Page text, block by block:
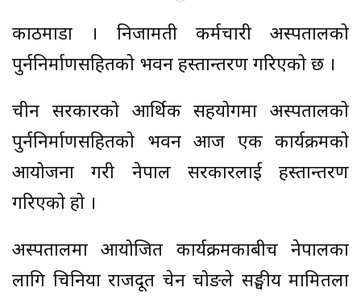
काठमाडौं । निजामती कर्मचारी अस्पतालको
पुर्ननिर्माणसहितको भवन हस्तान्तरण गरिएको छ ।
चीन सरकारको आर्थिक सहयोगमा अस्पतालको
पुर्ननिर्माणसहितको भवन आज एक कार्यक्रमको
आयोजना गरी नेपाल सरकारलाई हस्तान्तरण
गरिएको हो ।
अस्पतालमा आयोजित कार्यक्रमकाबीच नेपालका
लागि चिनिया राजदूत चेन चोङले सङ्घीय मामितला